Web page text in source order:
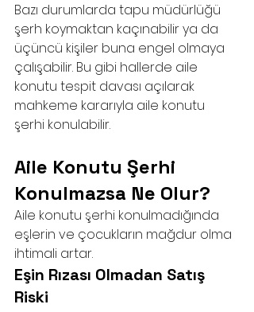
Bazı durumlarda tapu müdürlüğü
şerh koymaktan kaçınabilir ya da
üçüncü kişiler buna engel olmaya
çalışabilir. Bu gibi hallerde aile
konutu tespit davası açılarak
mahkeme kararıyla aile konutu
şerhi konulabilir.
Aile Konutu Şerhi
Konulmazsa Ne Olur?
Aile konutu şerhi konulmadığında
eşlerin ve çocukların mağdur olma
ihtimali artar.
Eşin Rızası Olmadan Satış
Riski